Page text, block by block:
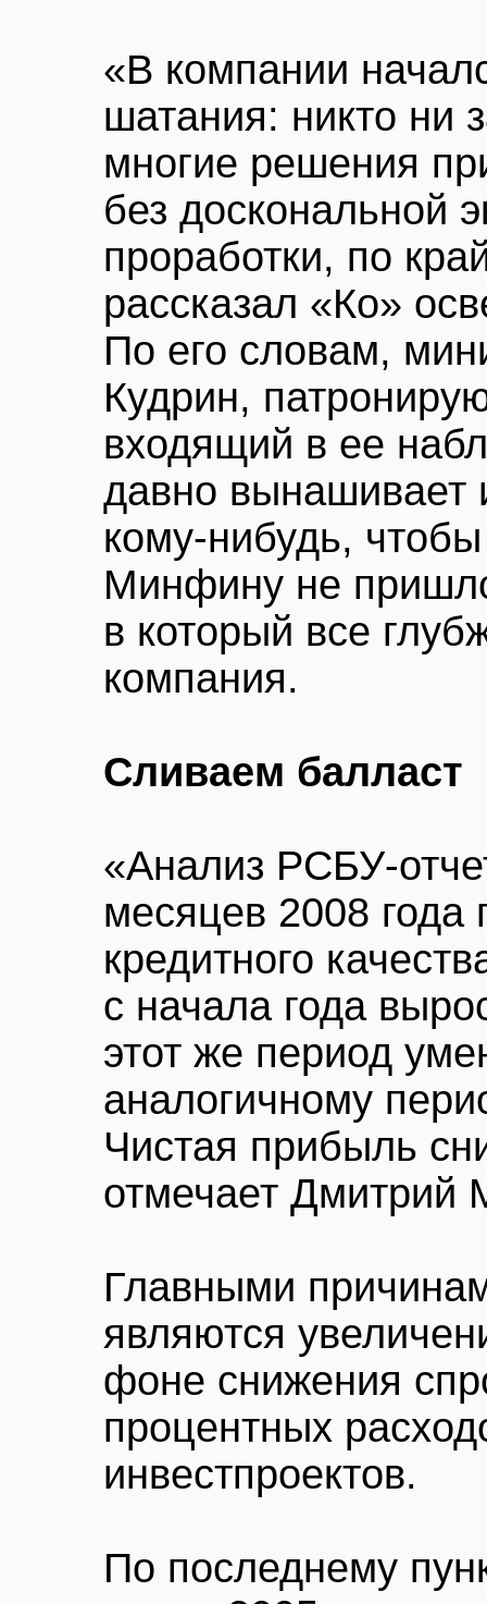
«В компании
шатания: никто ни
многие решения
без доскональной
проработки, по
рассказал «Ко»
По его словам,
Кудрин,
входящий в ее
давно вынашивает
кому-нибудь,
Минфину не
в который все
компания.
Сливаем балласт
«Анализ РСБУ-
месяцев 2008 года
кредитного
с начала года
этот же период
аналогичному
Чистая прибыль
отмечает Дмитрий
Главными
являются
фоне снижения
процентных
инвестпроектов.
По последнему